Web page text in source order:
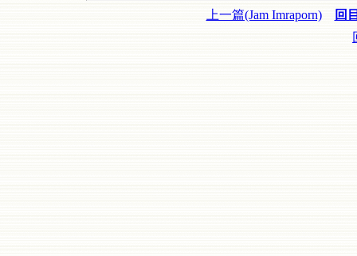
上一篇(Jam Imraporn)
回